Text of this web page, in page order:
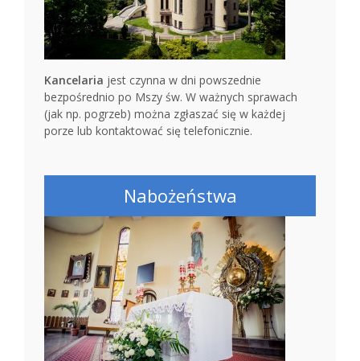
Kancelaria jest czynna w dni powszednie
bezpośrednio po Mszy św. W ważnych sprawach
(jak np. pogrzeb) można zgłaszać się w każdej
porze lub kontaktować się telefonicznie.
Nabożeństwa